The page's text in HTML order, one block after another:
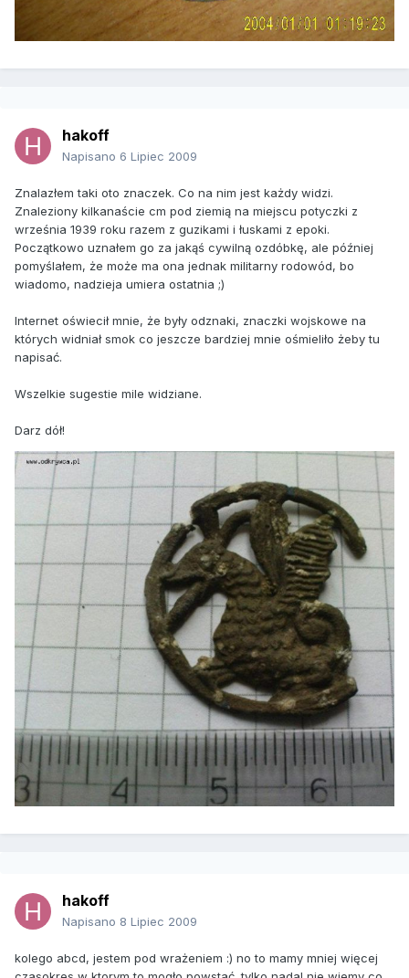
hakoff
Napisano 6 Lipiec 2009
Znalazłem taki oto znaczek. Co na nim jest każdy widzi.
Znaleziony kilkanaście cm pod ziemią na miejscu potyczki z
września 1939 roku razem z guzikami i łuskami z epoki.
Początkowo uznałem go za jakąś cywilną ozdóbkę, ale później
pomyślałem, że może ma ona jednak militarny rodowód, bo
wiadomo, nadzieja umiera ostatnia ;)
Internet oświecił mnie, że były odznaki, znaczki wojskowe na
których widniał smok co jeszcze bardziej mnie ośmieliło żeby tu
napisać.
Wszelkie sugestie mile widziane.
Darz dół!
hakoff
Napisano 8 Lipiec 2009
kolego abcd, jestem pod wrażeniem :) no to mamy mniej więcej